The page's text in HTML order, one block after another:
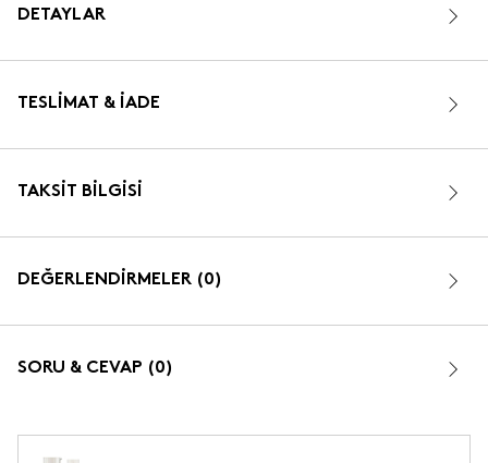
DETAYLAR
TESLIMAT & İADE
TAKSIT BILGISI
DEĞERLENDİRMELER (0)
SORU & CEVAP (0)